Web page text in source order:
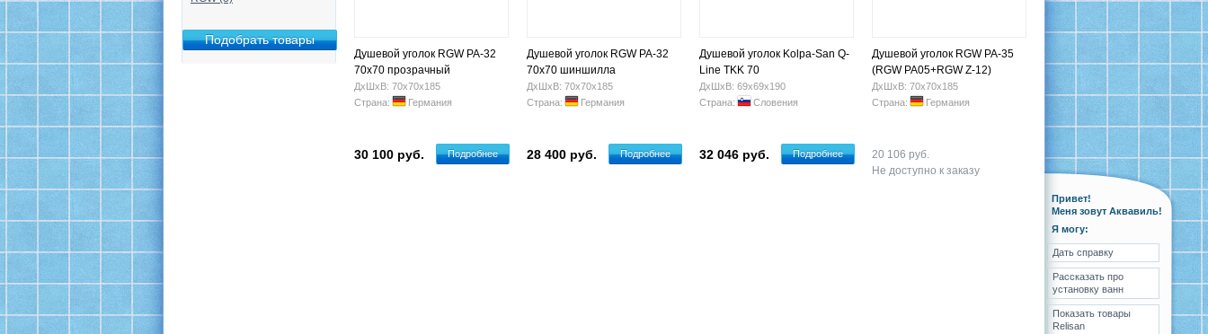
Душевой уголок RGW PA-32
70x70 прозрачный
ДхШхВ: 70х70х185
Страна:
Германия
30 100 руб. Подробнее
Душевой уголок RGW PA-32
70x70 шиншилла
ДхШхВ: 70х70х185
Страна:
Германия
28 400 руб. Подробнее
Душевой уголок Kolpa-San Q-
Line TKK 70
ДхШхВ: 69х69х190
Страна:
Словения
32 046 руб. Подробнее
Душевой уголок RGW PA-35
(RGW PA05+RGW Z-12)
700х700х1850 стекло
прозрачное
ДхШхВ: 70х70х185
Страна:
Германия
20 106 руб.
Не доступно к заказу
Привет!
Меня зовут Аквавиль!
Я могу:
Дать справку
Рассказать про
установку ванн
Показать товары
Relisan